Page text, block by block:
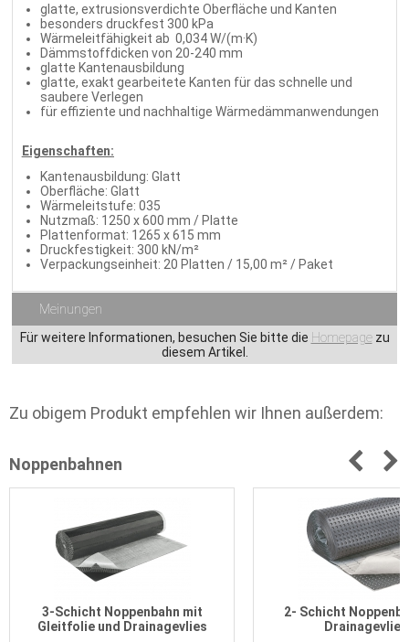
glatte, extrusionsverdichte Oberfläche und Kanten
besonders druckfest 300 kPa
Wärmeleitfähigkeit ab 0,034 W/(m·K)
Dämmstoffdicken von 20-240 mm
glatte Kantenausbildung
glatte, exakt gearbeitete Kanten für das schnelle und
saubere Verlegen
für effiziente und nachhaltige Wärmedämmanwendungen
Eigenschaften:
Kantenausbildung: Glatt
Oberfläche: Glatt
Wärmeleitstufe: 035
Nutzmaß: 1250 x 600 mm / Platte
Plattenformat: 1265 x 615 mm
Druckfestigkeit: 300 kN/m²
Verpackungseinheit: 20 Platten / 15,00 m² / Paket
Meinungen
Für weitere Informationen, besuchen Sie bitte die Homepagezu
diesem Artikel.
Zu obigem Produkt empfehlen wir Ihnen außerdem:
Noppenbahnen
3-Schicht Noppenbahn mit
Gleitfolie und Drainagevlies
2- Schicht
Drainagevlies